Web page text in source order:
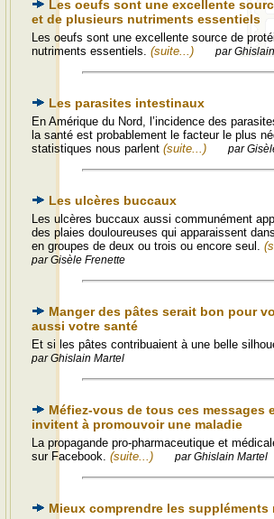
Les oeufs sont une excellente
et de plusieurs nutriments essentiels
Les oeufs sont une excellente source de
nutriments essentiels. (suite...) par
Les parasites intestinaux
En Amérique du Nord, l’incidence des
la santé est probablement le facteur le plus
statistiques nous parlent (suite...) par
Les ulcères buccaux
Les ulcères buccaux aussi communément
des plaies douloureuses qui apparaissent
en groupes de deux ou trois ou encore seul.
par Gisèle Frenette
Manger des pâtes serait bon pour
aussi votre santé
Et si les pâtes contribuaient à une belle
par Ghislain Martel
Méfiez-vous de tous ces messages
invitent à promouvoir une maladie
La propagande pro-pharmaceutique et
sur Facebook. (suite...) par Ghislain Martel
Mieux comprendre les